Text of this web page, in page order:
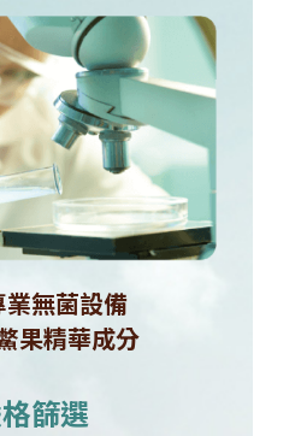
無菌設備
果精華成分
篩選